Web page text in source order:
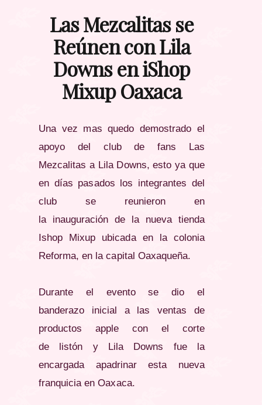
Las Mezcalitas se
Reúnen con Lila
Downs en iShop
Mixup Oaxaca
Una vez mas quedo demostrado el
apoyo del club de fans Las
Mezcalitas a Lila Downs, esto ya que
en días pasados los integrantes del
club se reunieron en
la inauguración de la nueva tienda
Ishop Mixup ubicada en la colonia
Reforma, en la capital Oaxaqueña.
Durante el evento se dio el
banderazo inicial a las ventas de
productos apple con el corte
de listón y Lila Downs fue la
encargada apadrinar esta nueva
franquicia en Oaxaca.